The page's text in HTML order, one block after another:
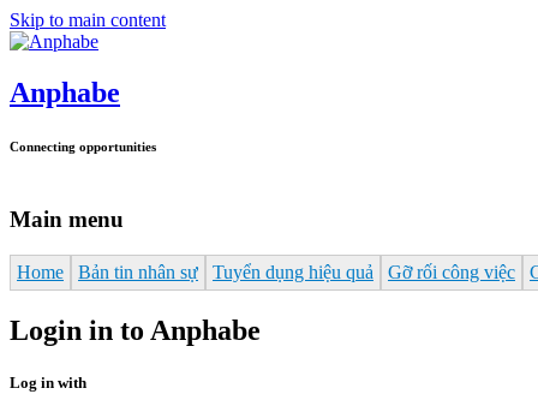
Skip to main content
Anphabe
Connecting opportunities
Main menu
Home Bản tin nhân sự Tuyển dụng hiệu quả Gỡ rối công việc
Login in to Anphabe
Log in with